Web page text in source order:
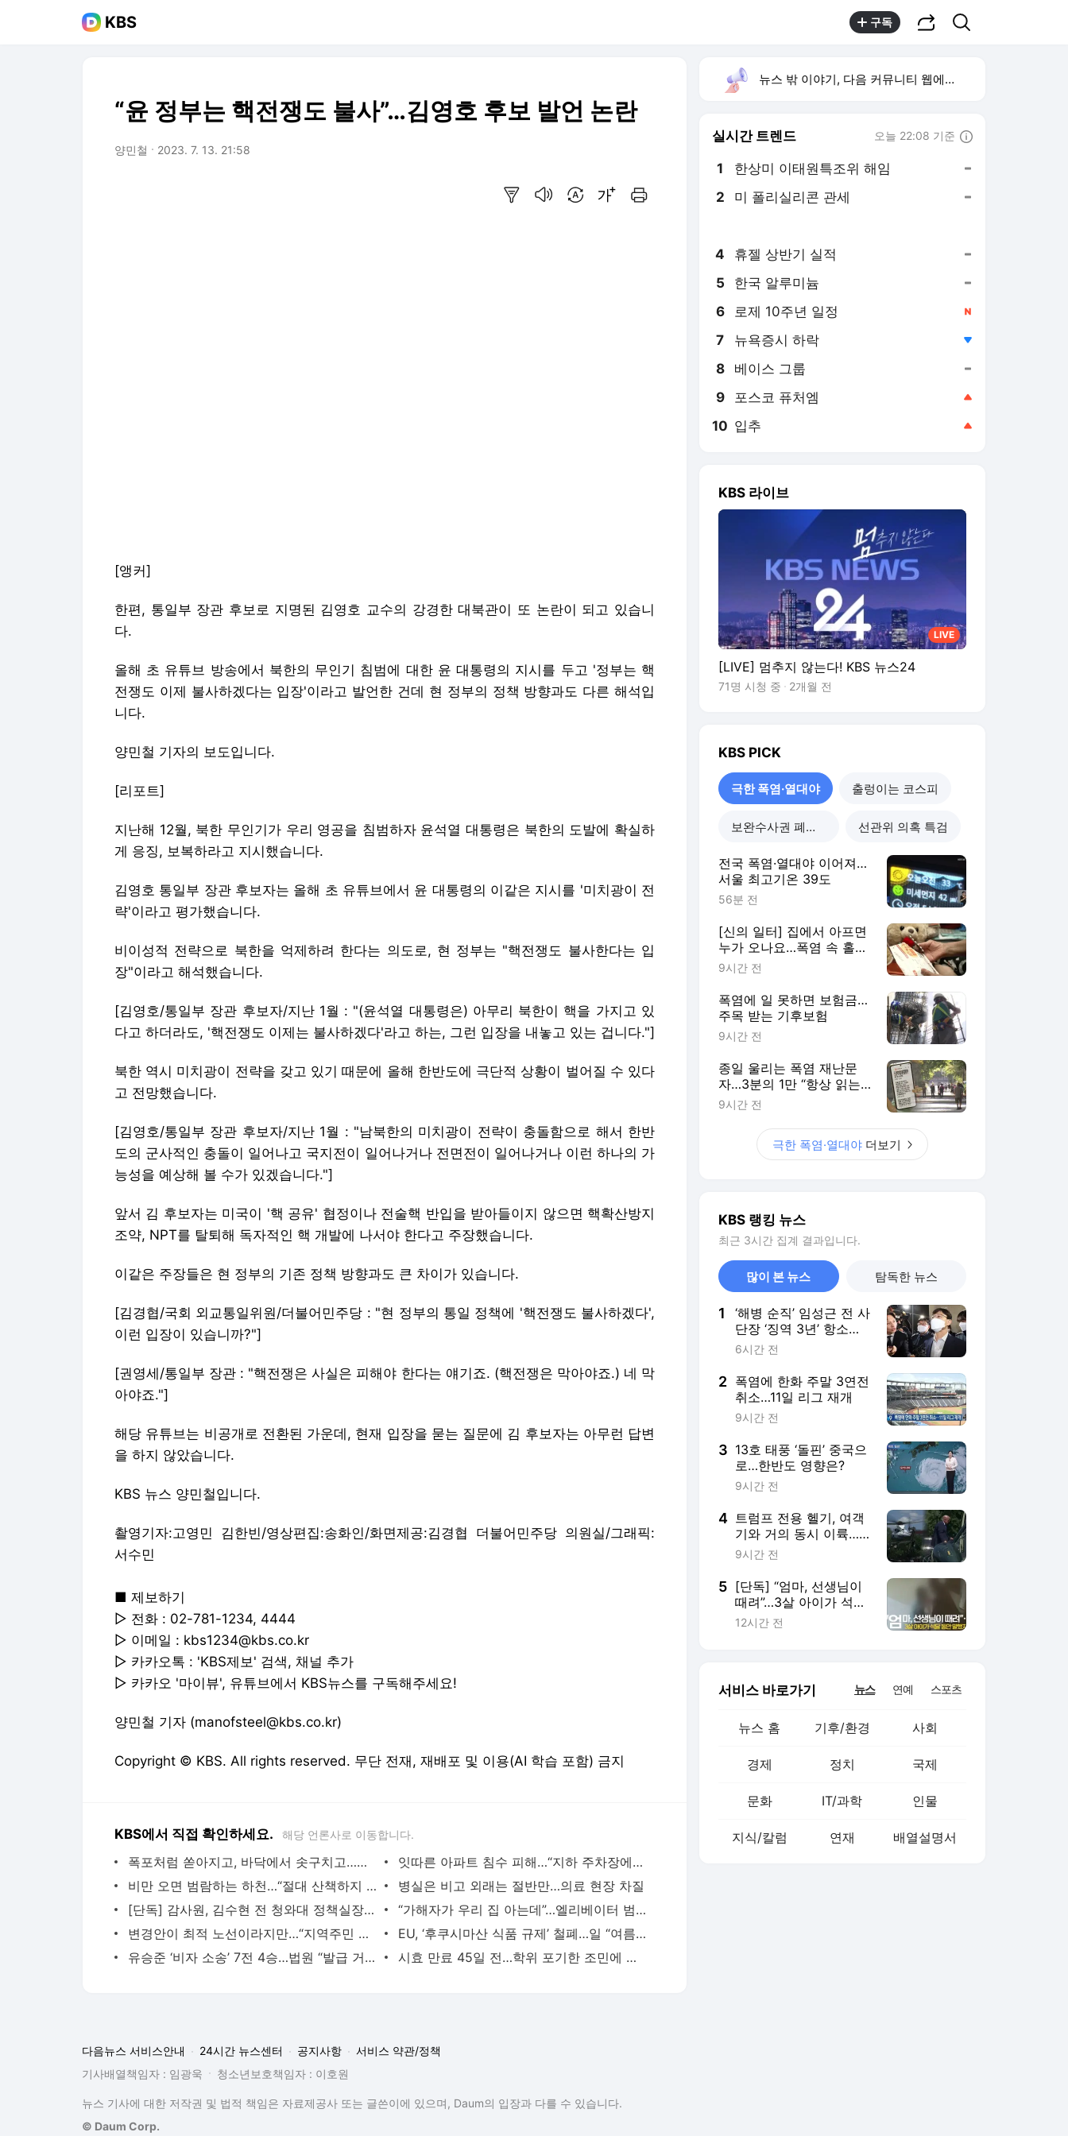
KBS 구독
“윤 정부는 핵전쟁도 불사”…김영호 후보 발언 논란
양민철 2023. 7. 13. 21:58
[앵커]
한편, 통일부 장관 후보로 지명된 김영호 교수의 강경한 대북관이 또 논란이 되고 있습니
다.
올해 초 유튜브 방송에서 북한의 무인기 침범에 대한 윤 대통령의 지시를 두고 '정부는 핵
전쟁도 이제 불사하겠다는 입장'이라고 발언한 건데 현 정부의 정책 방향과도 다른 해석입
니다.
양민철 기자의 보도입니다.
[리포트]
지난해 12월, 북한 무인기가 우리 영공을 침범하자 윤석열 대통령은 북한의 도발에 확실하
게 응징, 보복하라고 지시했습니다.
김영호 통일부 장관 후보자는 올해 초 유튜브에서 윤 대통령의 이같은 지시를 '미치광이 전
략'이라고 평가했습니다.
비이성적 전략으로 북한을 억제하려 한다는 의도로, 현 정부는 "핵전쟁도 불사한다는 입
장"이라고 해석했습니다.
[김영호/통일부 장관 후보자/지난 1월 : "(윤석열 대통령은) 아무리 북한이 핵을 가지고 있
다고 하더라도, '핵전쟁도 이제는 불사하겠다'라고 하는, 그런 입장을 내놓고 있는 겁니다."]
북한 역시 미치광이 전략을 갖고 있기 때문에 올해 한반도에 극단적 상황이 벌어질 수 있다
고 전망했습니다.
[김영호/통일부 장관 후보자/지난 1월 : "남북한의 미치광이 전략이 충돌함으로 해서 한반
도의 군사적인 충돌이 일어나고 국지전이 일어나거나 전면전이 일어나거나 이런 하나의 가
능성을 예상해 볼 수가 있겠습니다."]
앞서 김 후보자는 미국이 '핵 공유' 협정이나 전술핵 반입을 받아들이지 않으면 핵확산방지
조약, NPT를 탈퇴해 독자적인 핵 개발에 나서야 한다고 주장했습니다.
이같은 주장들은 현 정부의 기존 정책 방향과도 큰 차이가 있습니다.
[김경협/국회 외교통일위원/더불어민주당 : "현 정부의 통일 정책에 '핵전쟁도 불사하겠다',
이런 입장이 있습니까?"]
[권영세/통일부 장관 : "핵전쟁은 사실은 피해야 한다는 얘기죠. (핵전쟁은 막아야죠.) 네 막
아야죠."]
해당 유튜브는 비공개로 전환된 가운데, 현재 입장을 묻는 질문에 김 후보자는 아무런 답변
을 하지 않았습니다.
KBS 뉴스 양민철입니다.
촬영기자:고영민 김한빈/영상편집:송화인/화면제공:김경협 더불어민주당 의원실/그래픽:
서수민
■ 제보하기
▷ 전화 : 02-781-1234, 4444
▷ 이메일 : kbs1234@kbs.co.kr
▷ 카카오톡 : 'KBS제보' 검색, 채널 추가
▷ 카카오 '마이뷰', 유튜브에서 KBS뉴스를 구독해주세요!
양민철 기자 (manofsteel@kbs.co.kr)
Copyright © KBS. All rights reserved. 무단 전재, 재배포 및 이용(AI 학습 포함) 금지
KBS에서 직접 확인하세요. 해당 언론사로 이동합니다.
폭포처럼 쏟아지고, 바닥에서 솟구치고…곳곳에 폭우 피해
잇따른 아파트 침수 피해…“지하 주차장에선 빠른 대피”
비만 오면 범람하는 하천…“절대 산책하지 마세요”
병실은 비고 외래는 절반만…의료 현장 차질
[단독] 감사원, 김수현 전 청와대 정책실장 조사…특조국 투입에 ‘강압조사’ 논란도
“가해자가 우리 집 아는데”…엘리베이터 범죄 대부분 ‘집행유예’
변경안이 최적 노선이라지만…“지역주민 의견은 뒷전”
EU, ‘후쿠시마산 식품 규제’ 철폐…일 “여름 방류 변화 없어”
유승준 ‘비자 소송’ 7전 4승…법원 “발급 거부 취소하라”
시효 만료 45일 전…학위 포기한 조민에 검찰 “조사 방침”
뉴스 밖 이야기, 다음 커뮤니티 웹에서 보기
실시간 트렌드 오늘 22:08 기준
1 한상미 이태원특조위 해임
2 미 폴리실리콘 관세
4 휴젤 상반기 실적
5 한국 알루미늄
6 로제 10주년 일정
7 뉴욕증시 하락
8 베이스 그룹
9 포스코 퓨처엠
10 입추
KBS 라이브
LIVE
[LIVE] 멈추지 않는다! KBS 뉴스24
71명 시청 중 2개월 전
KBS PICK
극한 폭염·열대야 출렁이는 코스피
보완수사권 폐지 진통 선관위 의혹 특검
전국 폭염·열대야 이어져…
서울 최고기온 39도
56분 전
[신의 일터] 집에서 아프면
누가 오나요…폭염 속 홀몸
환자들
9시간 전
폭염에 일 못하면 보험금…
주목 받는 기후보험
9시간 전
종일 울리는 폭염 재난문
자…3분의 1만 “항상 읽는
다”
9시간 전
극한 폭염·열대야 더보기
KBS 랭킹 뉴스
최근 3시간 집계 결과입니다.
많이 본 뉴스 탐독한 뉴스
1
‘해병 순직’ 임성근 전 사
단장 ‘징역 3년’ 항소심
오늘 선고
6시간 전
2 폭염에 한화 주말 3연전
취소…11일 리그 재개
9시간 전
3 13호 태풍 ‘돌핀’ 중국으
로…한반도 영향은?
9시간 전
4 트럼프 전용 헬기, 여객
기와 거의 동시 이륙…
아슬아슬한 순간 포착
9시간 전
5 [단독] “엄마, 선생님이
때려”…3살 아이가 석달
동안 말했지만 [취재후]
12시간 전
서비스 바로가기 뉴스 연예 스포츠
뉴스 홈 기후/환경 사회
경제 정치 국제
문화 IT/과학 인물
지식/칼럼 연재 배열설명서
다음뉴스 서비스안내 24시간 뉴스센터 공지사항
서비스 약관/정책
기사배열책임자 : 임광욱
청소년보호책임자 : 이호원
뉴스 기사에 대한 저작권 및 법적 책임은 자료제공사 또는 글쓴이에 있으며, Daum의 입장과 다를 수 있습니다.
© Daum Corp.